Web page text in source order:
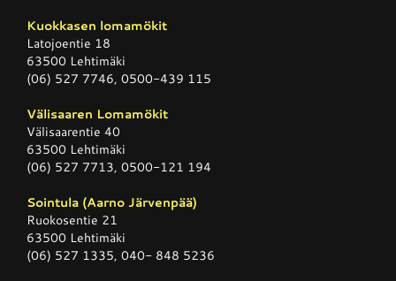
Kuokkasen lomamökit
Latojoentie 18
63500 Lehtimäki
(06) 527 7746, 0500-439 115
Välisaaren Lomamökit
Välisaarentie 40
63500 Lehtimäki
(06) 527 7713, 0500-121 194
Sointula (Aarno Järvenpää)
Ruokosentie 21
63500 Lehtimäki
(06) 527 1335, 040- 848 5236